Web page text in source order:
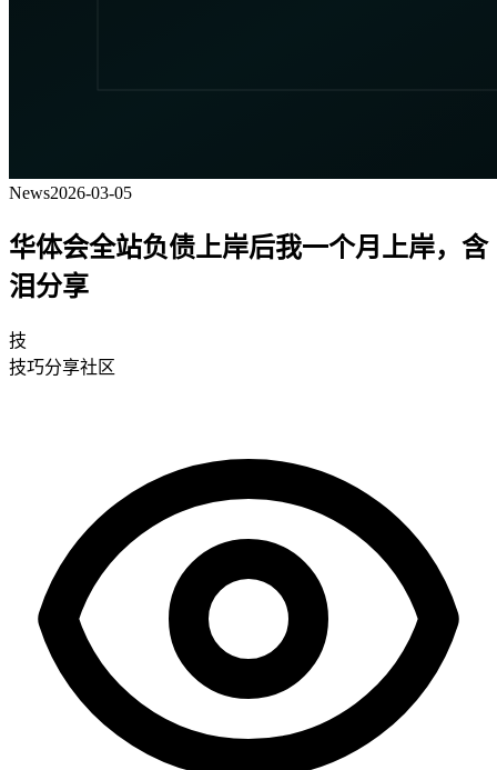
News2026-03-05
华体会全站负债上岸后我一个月上岸，含
泪分享
技
技巧分享社区